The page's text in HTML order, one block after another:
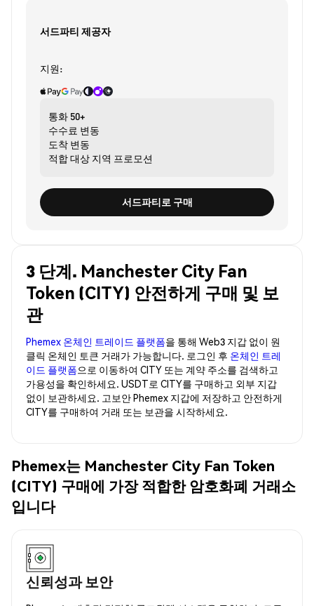
서드파티 제공자
지원:
통화 50+
수수료 변동
도착 변동
적합 대상 지역 프로모션
서드파티로 구매
3 단계. Manchester City Fan
Token (CITY) 안전하게 구매 및 보
관
Phemex 온체인 트레이드 플랫폼을 통해 Web3 지갑 없이 원
클릭 온체인 토큰 거래가 가능합니다. 로그인 후 온체인 트레
이드 플랫폼으로 이동하여 CITY 또는 계약 주소를 검색하고
가용성을 확인하세요. USDT로 CITY를 구매하고 외부 지갑
없이 보관하세요. 고보안 Phemex 지갑에 저장하고 안전하게
CITY를 구매하여 거래 또는 보관을 시작하세요.
Phemex는 Manchester City Fan Token
(CITY) 구매에 가장 적합한 암호화폐 거래소
입니다
신뢰성과 보안